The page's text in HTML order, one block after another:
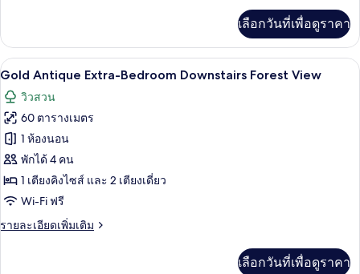
near
Pool
View
เกี่ยว
กับ
Gold
Forest
Downstairs
Room
with
near
Pool
View
เลือกวันที่เพื่อดูราคา
เปิด
ภาพถ่าย
ทั้งหมด
ของ
Gold
Antique
Extra-
Downstairs
Gold Antique Extra-Bedroom
2
Gold Antique Extra-Bedroom Downstairs Forest View
วิวสวน
60 ตารางเมตร
1 ห้องนอน
พักได้ 4 คน
1 เตียงคิงไซส์ และ 2 เตียงเดี่ยว
Wi-Fi ฟรี
รายละเอียดเพิ่มเติม
ราย
เลือกวันที่เพื่อดูราคา